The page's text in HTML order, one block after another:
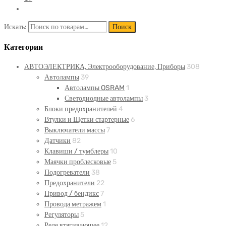
Искать: Поиск
Категории
АВТОЭЛЕКТРИКА, Электрооборудование, Приборы 308
Автолампы 39
Автолампы OSRAM 1
Светодиодные автолампы 3
Блоки предохранителей 4
Втулки и Щетки стартерные 6
Выключатели массы7
Датчики 82
Клавиши / тумблеры 10
Маячки проблесковые 5
Подогреватели 38
Предохранители 22
Привод / бендикс7
Провода метражем 1
Регуляторы 5